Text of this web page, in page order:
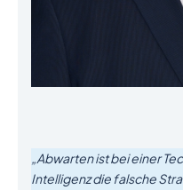
„Abwarten ist bei einer
Intelligenz die falsche